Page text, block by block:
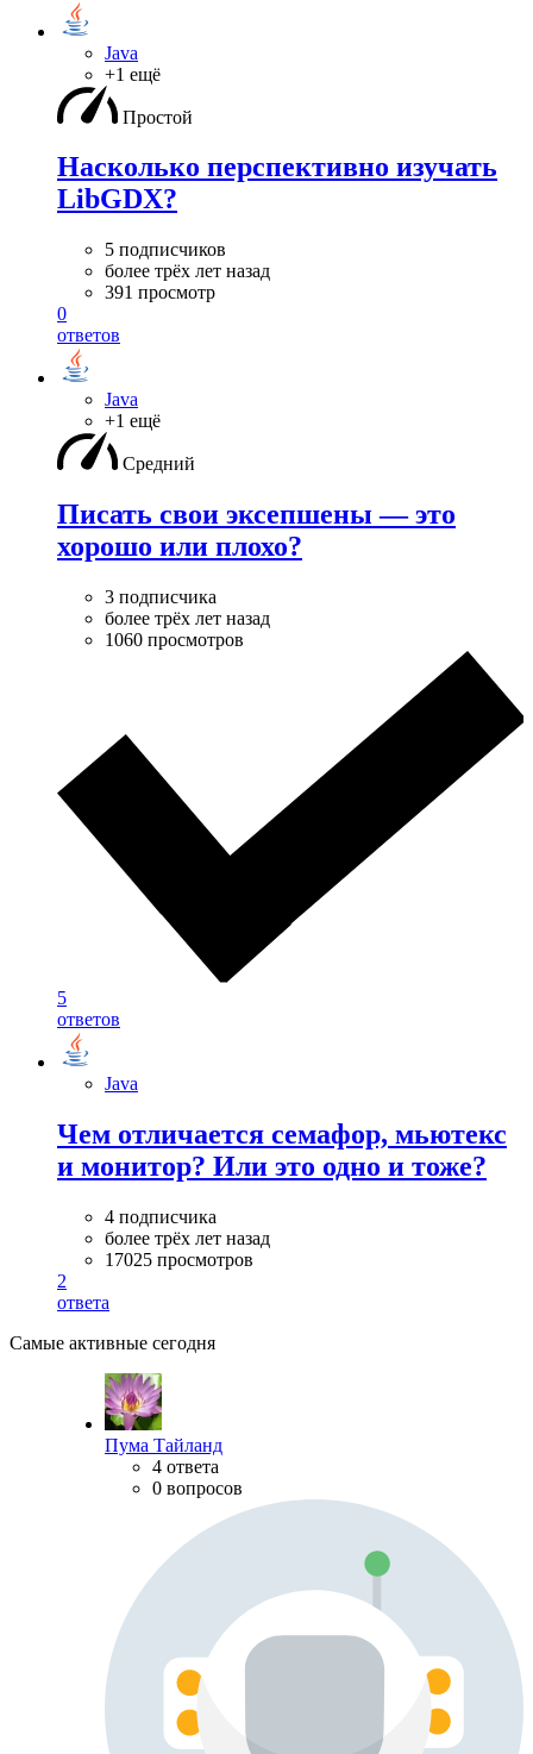
Java
+1 ещё
Простой
Насколько перспективно изучать
LibGDX?
5 подписчиков
более трёх лет назад
391 просмотр
0
ответов
Java
+1 ещё
Средний
Писать свои эксепшены — это
хорошо или плохо?
3 подписчика
более трёх лет назад
1060 просмотров
5
ответов
Java
Чем отличается семафор, мьютекс
и монитор? Или это одно и тоже?
4 подписчика
более трёх лет назад
17025 просмотров
2
ответа
Самые активные сегодня
Пума Тайланд
4 ответа
0 вопросов